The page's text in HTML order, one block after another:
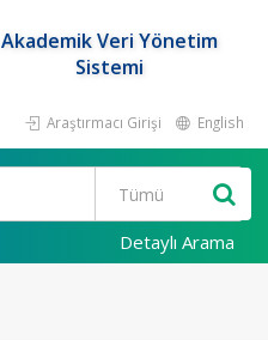
Akademik Veri Yönetim
Sistemi
Araştırmacı Girişi English
Detaylı Arama